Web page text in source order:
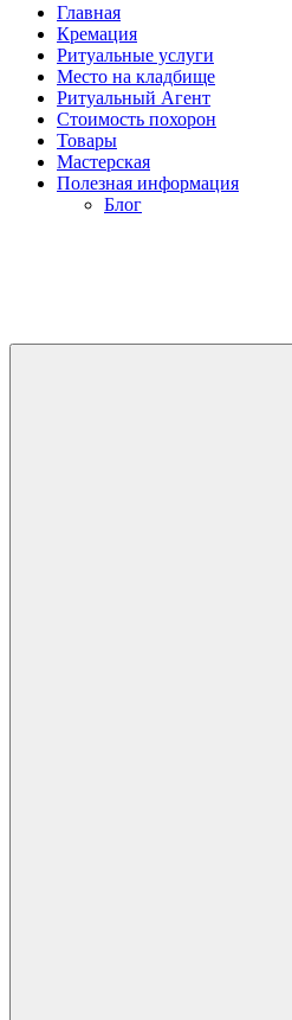
Главная
Кремация
Ритуальные услуги
Место на кладбище
Ритуальный Агент
Стоимость похорон
Товары
Мастерская
Полезная информация
Блог